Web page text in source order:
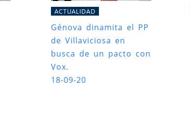
ACTUALIDAD
Génova dinamita el PP
de Villaviciosa en
busca de un pacto con
Vox.
18-09-20